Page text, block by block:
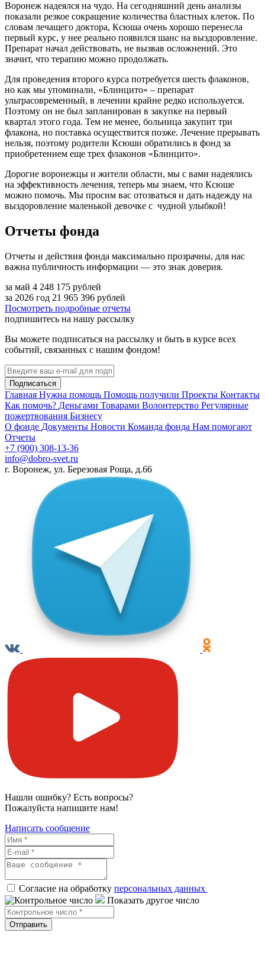
Воронеж надеялся на чудо. На сегодняшний день анализы
показали резкое сокращение количества бластных клеток. По
словам лечащего доктора, Ксюша очень хорошо перенесла
первый курс, у нее реально появился шанс на выздоровление.
Препарат начал действовать, не вызвав осложнений. Это
значит, что терапию можно продолжать.
Для проведения второго курса потребуется шесть флаконов,
но как мы упоминали, «Блинцито» – препарат
ультрасовременный, в лечении крайне редко используется.
Поэтому он не был запланирован в закупке на первый
квартал этого года. Тем не менее, больница закупит три
флакона, но поставка осуществится позже. Лечение прерывать
нельзя, поэтому родители Ксюши обратились в фонд за
приобретением еще трех флаконов «Блинцито».
Дорогие воронежцы и жители области, мы с вами надеялись
на эффективность лечения, теперь мы знаем, что Ксюше
можно помочь. Мы просим вас отозваться и дать надежду на
выздоровление маленькой девочке с чудной улыбкой!
Отчеты фонда
Отчеты и действия фонда максимально прозрачны, для нас
важна публичность информации — это знак доверия.
за май 4 248 175 рублей
за 2026 год 21 965 396 рублей
Посмотреть подробные отчеты
подпишитесь на нашу рассылку
Вы можете подписаться на рассылку и быть в курсе всех
событий, связанных с нашим фондом!
Подписаться
Главная Нужна помощь Помощь получили Проекты Контакты
Как помочь? Деньгами Товарами Волонтерство Регулярные
пожертвования Бизнесу
О фонде Документы Новости Команда фонда Нам помогают
Отчеты
+7 (900) 308-13-36
info@dobro-svet.ru
г. Воронеж, ул. Березовая Роща, д.66
Нашли ошибку? Есть вопросы?
Пожалуйста напишите нам!
Написать сообщение
Согласие на обработку персональных данных
Показать другое число
Отправить